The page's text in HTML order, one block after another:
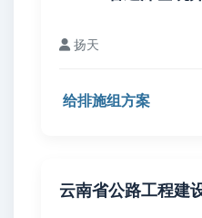
扬天
给排施组方案
云南省公路工程建